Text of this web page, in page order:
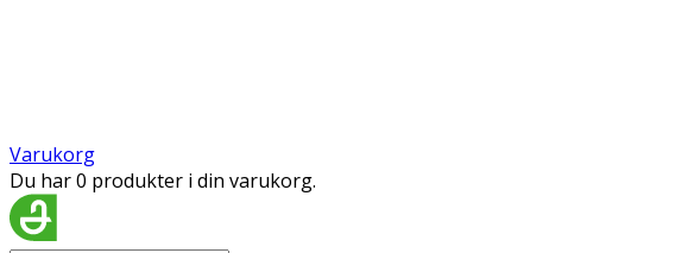
Varukorg
Du har 0 produkter i din varukorg.